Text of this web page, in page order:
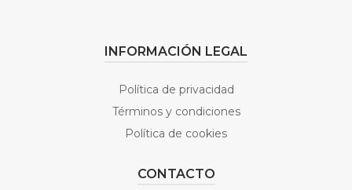
INFORMACIÓN LEGAL
Política de privacidad
Términos y condiciones
Política de cookies
CONTACTO